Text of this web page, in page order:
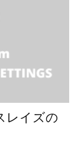
レイズの